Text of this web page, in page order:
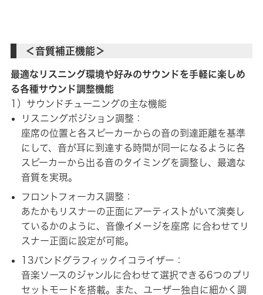
＜音質補正機能＞
最適なリスニング環境や好みのサウンドを手軽に楽しめ
る各種サウンド調整機能
1）サウンドチューニングの主な機能
リスニングポジション調整：
座席の位置と各スピーカーからの音の到達距離を基準
にして、音が耳に到達する時間が同一になるように各
スピーカーから出る音のタイミングを調整し、最適な
音質を実現。
フロントフォーカス調整：
あたかもリスナーの正面にアーティストがいて演奏し
ているかのように、音像イメージを座席 に合わせてリ
スナー正面に設定が可能。
13バンドグラフィックイコライザー：
音楽ソースのジャンルに合わせて選択できる6つのプリ
セットモードを搭載。また、ユーザー独自に細かく調